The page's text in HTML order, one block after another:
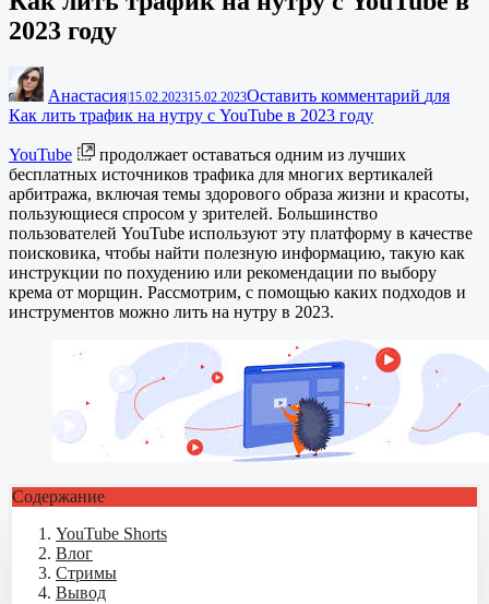
2023 году
Анастасия 15.02.202315.02.2023Оставить комментарий для
Как лить трафик на нутру с YouTube в 2023 году
YouTube
продолжает оставаться одним из лучших
бесплатных источников трафика для многих вертикалей
арбитража, включая темы здорового образа жизни и красоты,
пользующиеся спросом у зрителей. Большинство
пользователей YouTube используют эту платформу в качестве
поисковика, чтобы найти полезную информацию, такую как
инструкции по похудению или рекомендации по выбору
крема от морщин. Рассмотрим, с помощью каких подходов и
инструментов можно лить на нутру в 2023.
Содержание
YouTube Shorts
Влог
Стримы
Вывод